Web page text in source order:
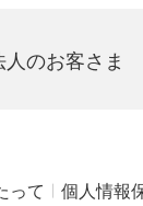
人のお客さま
って 個人情報